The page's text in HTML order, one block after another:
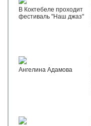
В Коктебеле проходит
фестиваль "Наш джаз"
Ангелина Адамова